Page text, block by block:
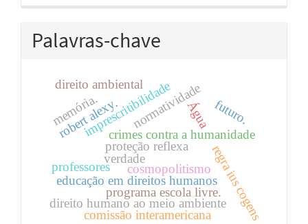
Palavras-chave
educação em direitos humanos
verdade regra ius cogens
crimes contra a humanidade
imprescritibilidade
robert alexy. normatividade
direito humano ao meio ambiente
proteção reflexa
memória.
programa escola livre.
professores
Água
comissão interamericana
direito ambiental
cosmopolitismo
futuro.